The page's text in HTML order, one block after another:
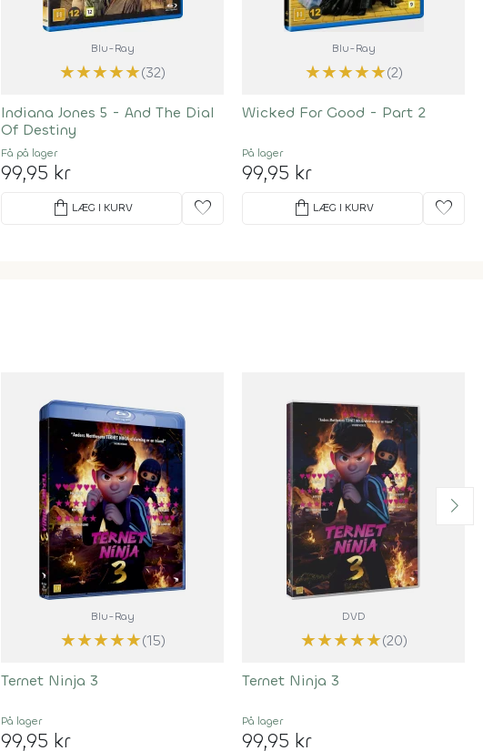
Blu-Ray
★★★★★(32)
Indiana Jones 5 - And The Dial
Of Destiny
Få på lager
99,95 kr
shopping_bag LÆG I KURV favorite
Blu-Ray
★★★★★(2)
Wicked For Good - Part 2
På lager
99,95 kr
shopping_bag LÆG I KURV favorite
Blu-Ray
★★★★★(15)
Ternet Ninja 3
På lager
99,95 kr
DVD
★★★★★(20)
Ternet Ninja 3
På lager
99,95 kr